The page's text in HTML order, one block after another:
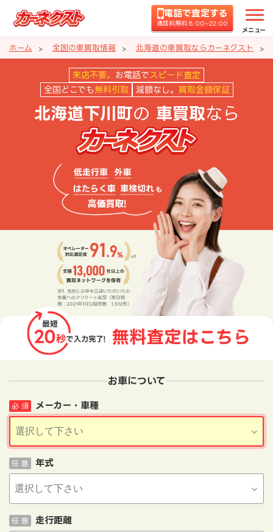
電話で査定する
通話料無料 8:00~22:00
メニュー
ホーム 全国の車買取情報 北海道の車買取ならカーネクスト
北海道下川町の車買取ならカー
来店不要。 お電話で スピード査定
全国どこでも 無料引取 減額なし。 買取金額保証
北海道下川町の 車買取なら
お車について
メーカー・車種
必 須
年式
任 意
走行距離
任 意